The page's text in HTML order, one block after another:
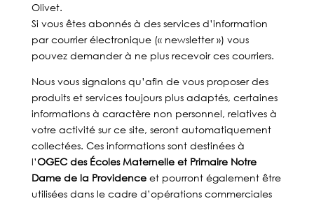
Olivet.
Si vous êtes abonnés à des services d’information
par courrier électronique (« newsletter ») vous
pouvez demander à ne plus recevoir ces courriers.
Nous vous signalons qu’afin de vous proposer des
produits et services toujours plus adaptés, certaines
informations à caractère non personnel, relatives à
votre activité sur ce site, seront automatiquement
collectées. Ces informations sont destinées à
l’OGEC des Écoles Maternelle et Primaire Notre
Dame de la Providenceet pourront également être
utilisées dans le cadre d’opérations commerciales